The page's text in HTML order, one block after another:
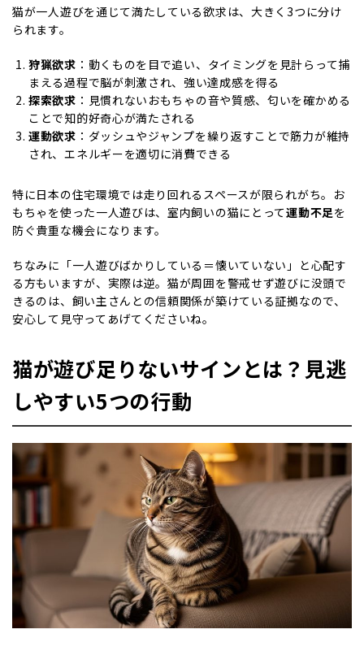
猫が一人遊びを通じて満たしている欲求は、大きく3つに分け
られます。
狩猟欲求 ：動くものを目で追い、タイミングを見計らって捕
まえる過程で脳が刺激され、強い達成感を得る
探索欲求 ：見慣れないおもちゃの音や質感、匂いを確かめる
ことで知的好奇心が満たされる
運動欲求 ：ダッシュやジャンプを繰り返すことで筋力が維持
され、エネルギーを適切に消費できる
特に日本の住宅環境では走り回れるスペースが限られがち。お
もちゃを使った一人遊びは、室内飼いの猫にとって運動不足を
防ぐ貴重な機会になります。
ちなみに「一人遊びばかりしている＝懐いていない」と心配す
る方もいますが、実際は逆。猫が周囲を警戒せず遊びに没頭で
きるのは、飼い主さんとの信頼関係が築けている証拠なので、
安心して見守ってあげてくださいね。
猫が遊び足りないサインとは？見逃
しやすい5つの行動